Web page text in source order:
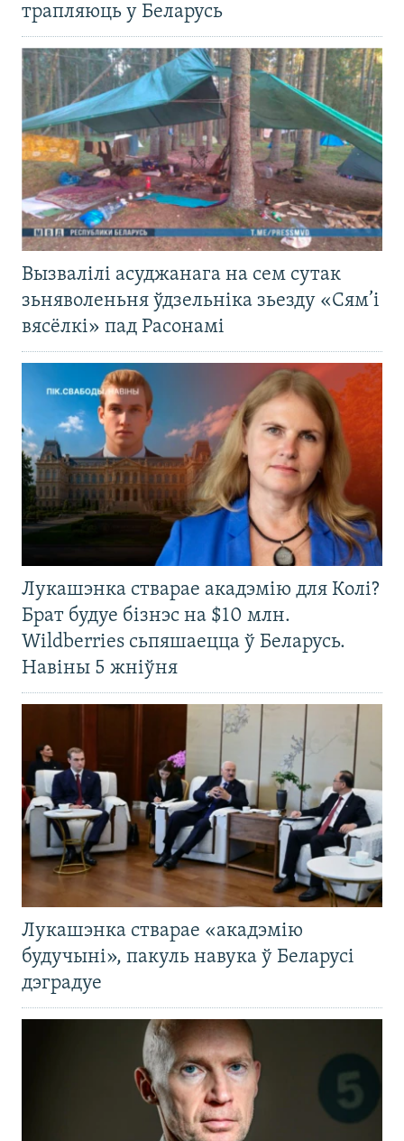
трапляюць у Беларусь
Вызвалілі асуджанага на сем сутак
зьняволеньня ўдзельніка зьезду «Сям’і
вясёлкі» пад Расонамі
Лукашэнка стварае акадэмію для Колі?
Брат будуе бізнэс на $10 млн.
Wildberries сьпяшаецца ў Беларусь.
Навіны 5 жніўня
Лукашэнка стварае «акадэмію
будучыні», пакуль навука ў Беларусі
дэградуе